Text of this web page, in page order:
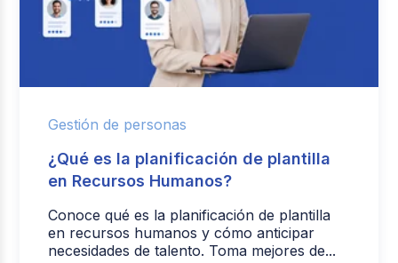
Gestión de personas
¿Qué es la planificación de plantilla
en Recursos Humanos?
Conoce qué es la planificación de plantilla
en recursos humanos y cómo anticipar
necesidades de talento. Toma mejores de...